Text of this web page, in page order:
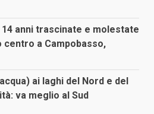
14 anni trascinate e molestate
centro a Campobasso,
ai laghi del Nord e del
va meglio al Sud